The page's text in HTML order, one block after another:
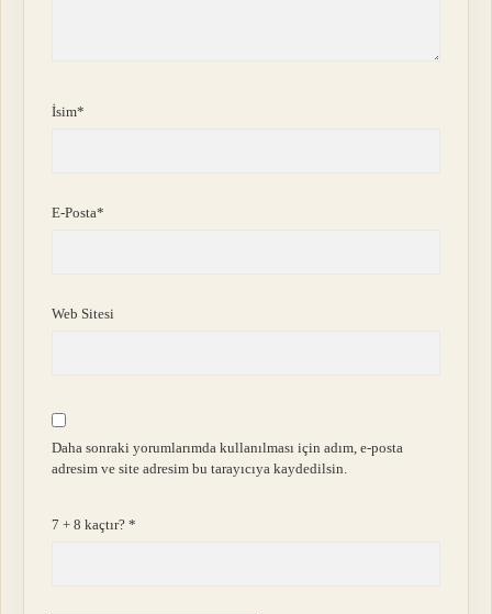
İsim*
E-Posta*
Web Sitesi
Daha sonraki yorumlarımda kullanılması için adım, e-posta
adresim ve site adresim bu tarayıcıya kaydedilsin.
7 + 8 kaçtır?*